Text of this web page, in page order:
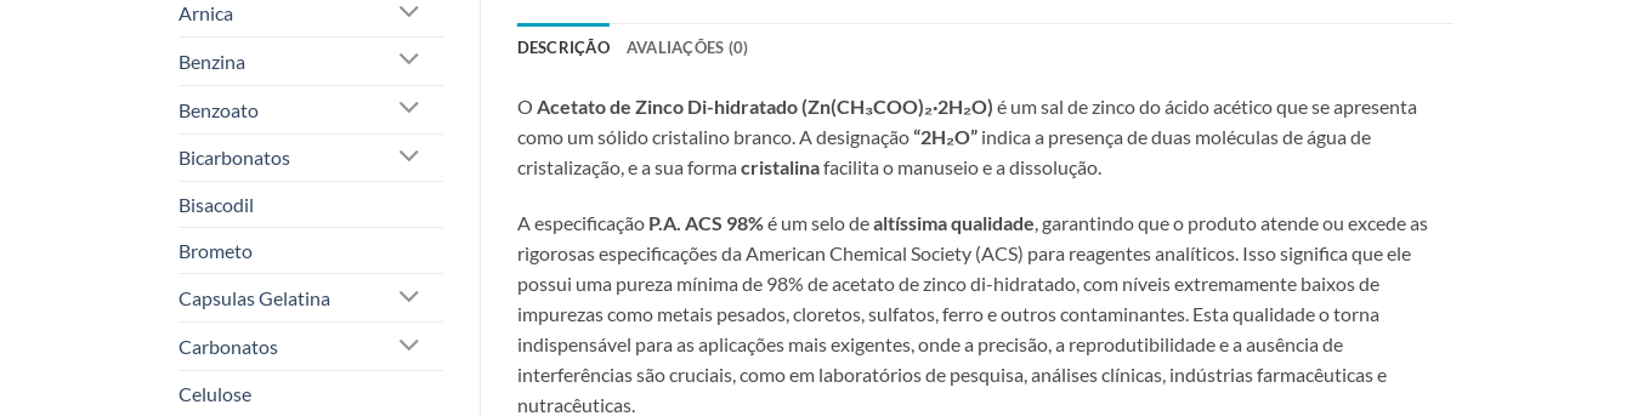
Arnica
Benzina
Benzoato
Bicarbonatos
Bisacodil
Brometo
Capsulas Gelatina
Carbonatos
Celulose
DESCRIÇÃO AVALIAÇÕES (0)
O Acetato de Zinco Di-hidratado (Zn(CH₃COO)₂·2H₂O) é um sal de zinco do ácido acético que se apresenta
como um sólido cristalino branco. A designação“2H₂O”indica a presença de duas moléculas de água de
cristalização, e a sua forma cristalinafacilita o manuseio e a dissolução.
A especificação P.A. ACS 98%é um selo dealtíssima qualidade, garantindo que o produto atende ou excede as
rigorosas especificações da American Chemical Society (ACS) para reagentes analíticos. Isso significa que ele
possui uma pureza mínima de 98% de acetato de zinco di-hidratado, com níveis extremamente baixos de
impurezas como metais pesados, cloretos, sulfatos, ferro e outros contaminantes. Esta qualidade o torna
indispensável para as aplicações mais exigentes, onde a precisão, a reprodutibilidade e a ausência de
interferências são cruciais, como em laboratórios de pesquisa, análises clínicas, indústrias farmacêuticas e
nutracêuticas.